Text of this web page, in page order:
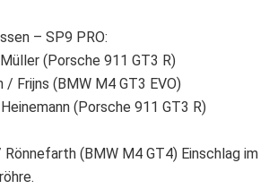
– SP9 PRO:
(Porsche 911 GT3 R)
/ Frijns (BMW M4 GT3 EVO)
(Porsche 911 GT3 R)
(BMW M4 GT4) Einschlag im